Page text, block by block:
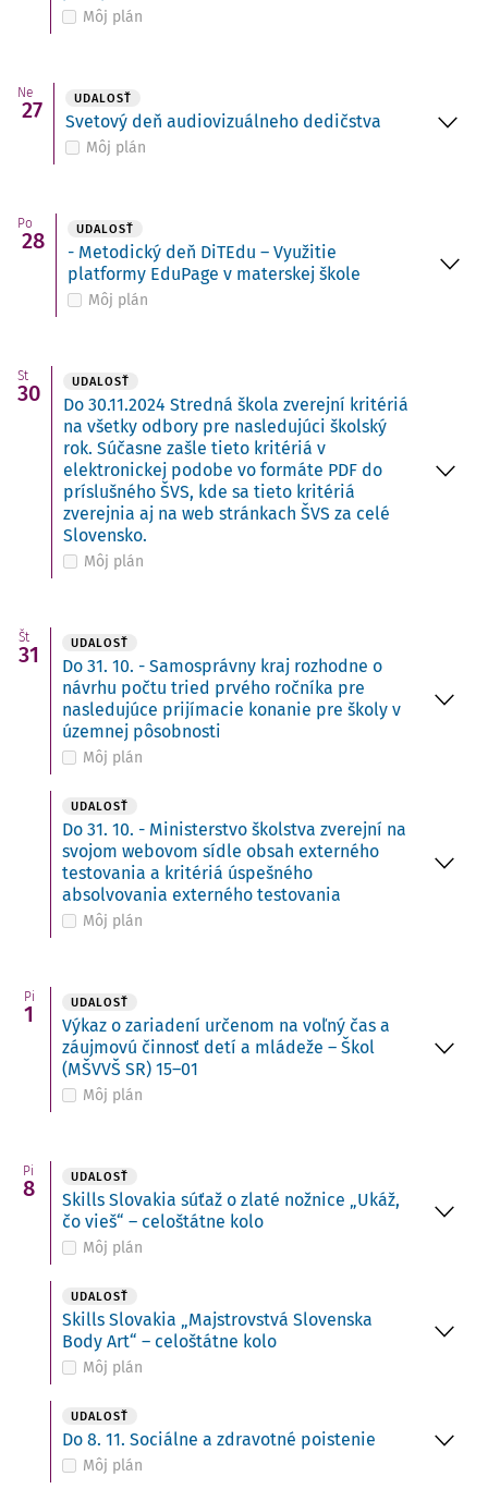
Môj plán
Ne
27 UDALOSŤ
Svetový deň audiovizuálneho dedičstva
Môj plán
Po
28 UDALOSŤ
- Metodický deň DiTEdu – Využitie
platformy EduPage v materskej škole
Môj plán
St
30 UDALOSŤ
Do 30.11.2024 Stredná škola zverejní kritériá
na všetky odbory pre nasledujúci školský
rok. Súčasne zašle tieto kritériá v
elektronickej podobe vo formáte PDF do
príslušného ŠVS, kde sa tieto kritériá
zverejnia aj na web stránkach ŠVS za celé
Slovensko.
Môj plán
Št
31 UDALOSŤ
Do 31. 10. - Samosprávny kraj rozhodne o
návrhu počtu tried prvého ročníka pre
nasledujúce prijímacie konanie pre školy v
územnej pôsobnosti
Môj plán
UDALOSŤ
Do 31. 10. - Ministerstvo školstva zverejní na
svojom webovom sídle obsah externého
testovania a kritériá úspešného
absolvovania externého testovania
Môj plán
Pi
1 UDALOSŤ
Výkaz o zariadení určenom na voľný čas a
záujmovú činnosť detí a mládeže – Škol
(MŠVVŠ SR) 15–01
Môj plán
Pi
8 UDALOSŤ
Skills Slovakia súťaž o zlaté nožnice „Ukáž,
čo vieš“ – celoštátne kolo
Môj plán
UDALOSŤ
Skills Slovakia „Majstrovstvá Slovenska
Body Art“ – celoštátne kolo
Môj plán
UDALOSŤ
Do 8. 11. Sociálne a zdravotné poistenie
Môj plán